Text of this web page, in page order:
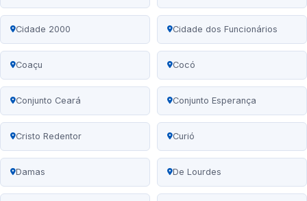
Cidade 2000 Cidade dos Funcionários
Coaçu Cocó
Conjunto Ceará Conjunto Esperança
Cristo Redentor Curió
Damas De Lourdes